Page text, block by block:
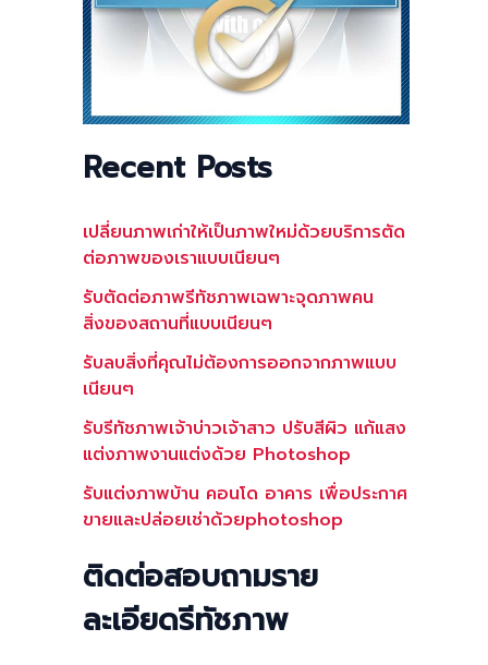
Recent Posts
เปลี่ยนภาพเก่าให้เป็นภาพใหม่ด้วยบริการตัด
ต่อภาพของเราแบบเนียนๆ
รับตัดต่อภาพรีทัชภาพเฉพาะจุดภาพคน
สิ่งของสถานที่แบบเนียนๆ
รับลบสิ่งที่คุณไม่ต้องการออกจากภาพแบบ
เนียนๆ
รับรีทัชภาพเจ้าบ่าวเจ้าสาว ปรับสีผิว แก้แสง
แต่งภาพงานแต่งด้วย Photoshop
รับแต่งภาพบ้าน คอนโด อาคาร เพื่อประกาศ
ขายและปล่อยเช่าด้วยphotoshop
ติดต่อสอบถามราย
ละเอียดรีทัชภาพ